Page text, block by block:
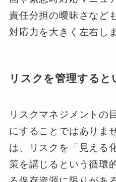
責任分担の曖昧さなど
対応力を大きく左右し
リスクを管理すると
リスクマネジメントの
にすることではありま
は、リスクを「見える
策を講じるという循環